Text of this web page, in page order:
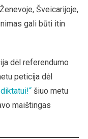
Šveicarijoje,
gali būti itin
dėl referendumo
peticija dėl
šiuo metu
maištingas